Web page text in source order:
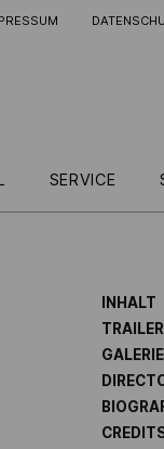
SERVICE
INHALT
TRAILER
GALERIE